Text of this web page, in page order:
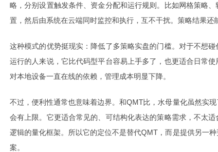
略，分别设置触发条件、资金分配和运行规则。比如网格策略
置，然后由系统在云端同时监控和执行，互不干扰。策略结果还
这种模式的优势挺现实：降低了多策略实盘的门槛。对于不想
运行的人来说，它比代码型平台容易上手多了，也更适合日常
对本地设备一直在线的依赖，管理成本明显下降。
不过，便利性通常也意味着边界。和QMT比，水母量化虽然实
会有上限。它更适合常见的、可结构化表达的策略需求，不太
逻辑的量化框架。所以它的定位不是替代QMT，而是提供另一
案。